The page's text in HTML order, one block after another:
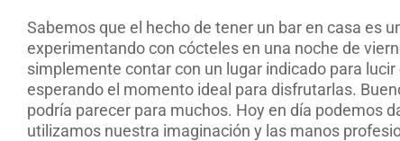
Sabemos que el hecho de tener un bar en casa es
experimentando con cócteles en una noche de
simplemente contar con un lugar indicado para
esperando el momento ideal para disfrutarlas.
podría parecer para muchos. Hoy en día podemos
utilizamos nuestra imaginación y las manos